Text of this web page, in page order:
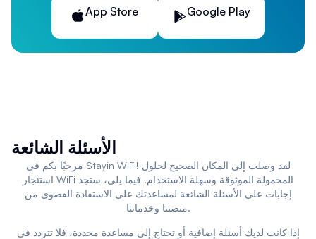
قياس سرعة الاتصال بالإنترنت
تحديد أفضل قناة لإشارة الواي فاي
اكتشاف الشبكات المتاحة في المنطقة المحيطة
تأمين الاتصال من خلال شبكات VPN
رسوم التجوال الباهظة. هنا تأتي أهمية خدماتتأجير واي فاي
التي أصبحت متاحة في معظم وجهات السفر حول
العالم.
هذه الأجهزة المحمولة توفر اتصالًا بالإنترنت عبر تقنيةواي اي
(الواي فاي) من خلال شبكات الجيل الرابع أو الخامس. يمكنك
الاستفادة من
الواي فاي
أثناء التنقل، سواء كنت في رحلة عمل
App Store Google Play
الأسئلة الشائعة
مرحبًا بكم في Stayin WiFi! لقد وصلت إلى المكان الصحيح لحلول
استئجار WiFi المحمولة الموثوقة وسهلة الاستخدام. فيما يلي، ستجد
إجابات على الأسئلة الشائعة لمساعدتك على الاستفادة القصوى من
منصتنا وخدماتنا.
إذا كانت لديك أسئلة إضافية أو تحتاج إلى مساعدة محددة، فلا تتردد في